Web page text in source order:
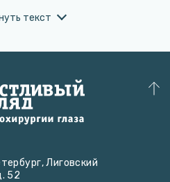
диагностика и лечение
взгляд» стало важным
единый комплекс с
сети. Техническое
специалистов
Лиговский
52